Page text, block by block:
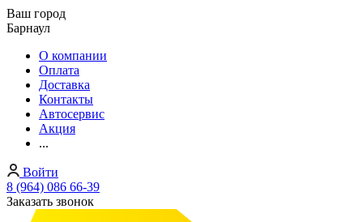
Ваш город
Барнаул
О компании
Оплата
Доставка
Контакты
Автосервис
Акция
...
Войти
8 (964) 086 66-39
Заказать звонок